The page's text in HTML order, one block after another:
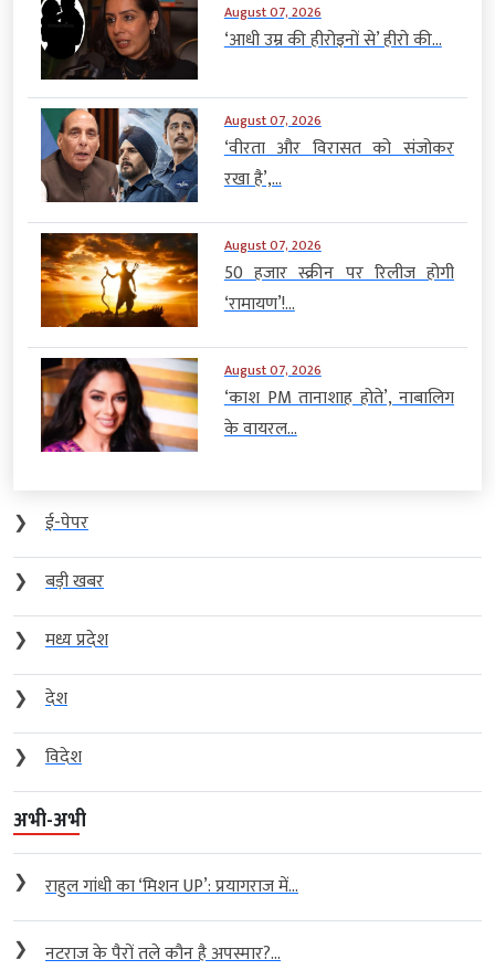
August 07, 2026
‘आधी उम्र की हीरोइनों से’ हीरो की...
August 07, 2026
‘वीरता और विरासत को संजोकर
रखा है’,...
August 07, 2026
50 हजार स्क्रीन पर रिलीज होगी
‘रामायण’!...
August 07, 2026
‘काश PM तानाशाह होते’, नाबालिग
के वायरल...
❯
ई-पेपर
❯
बड़ी खबर
❯
मध्य प्रदेश
❯
देश
❯
विदेश
अभी-अभी
❯ राहुल गांधी का ‘मिशन UP’: प्रयागराज में...
❯ नटराज के पैरों तले कौन है अपस्मार?...